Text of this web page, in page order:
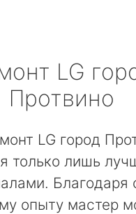
LG
Протвино
LG город
только лишь
Благодаря
опыту мастер